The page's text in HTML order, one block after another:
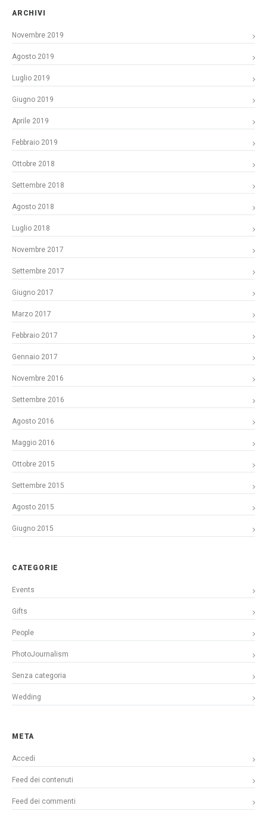
ARCHIVI
Novembre 2019
Agosto 2019
Luglio 2019
Giugno 2019
Aprile 2019
Febbraio 2019
Ottobre 2018
Settembre 2018
Agosto 2018
Luglio 2018
Novembre 2017
Settembre 2017
Giugno 2017
Marzo 2017
Febbraio 2017
Gennaio 2017
Novembre 2016
Settembre 2016
Agosto 2016
Maggio 2016
Ottobre 2015
Settembre 2015
Agosto 2015
Giugno 2015
CATEGORIE
Events
Gifts
People
PhotoJournalism
Senza categoria
Wedding
META
Accedi
Feed dei contenuti
Feed dei commenti